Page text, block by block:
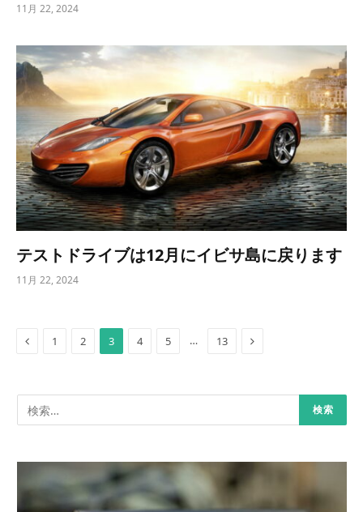
11月 22, 2024
テストドライブは12月にイビサ島に戻ります
11月 22, 2024
Previous
1 2 3 4 5 … 13 Next